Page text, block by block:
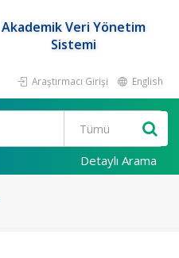
Akademik Veri Yönetim
Sistemi
Araştırmacı Girişi English
Detaylı Arama